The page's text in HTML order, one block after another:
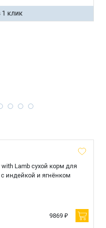
1 клик
with Lamb сухой корм для
индейкой и ягнёнком
9869 ₽